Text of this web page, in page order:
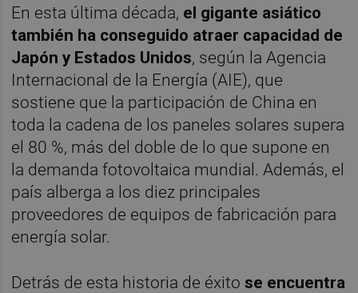
En esta última década, el gigante asiático
también ha conseguido atraer capacidad de
Japón y Estados Unidos, según la Agencia
Internacional de la Energía (AIE), que
sostiene que la participación de China en
toda la cadena de los paneles solares supera
el 80 %, más del doble de lo que supone en
la demanda fotovoltaica mundial. Además, el
país alberga a los diez principales
proveedores de equipos de fabricación para
energía solar.
Detrás de esta historia de éxito se encuentra